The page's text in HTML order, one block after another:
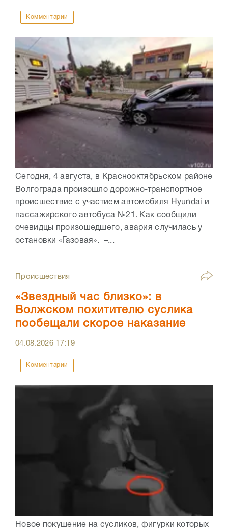
Комментарии
Сегодня, 4 августа, в Краснооктябрьском районе
Волгограда произошло дорожно-транспортное
происшествие с участием автомобиля Hyundai и
пассажирского автобуса №21. Как сообщили
очевидцы произошедшего, авария случилась у
остановки «Газовая». –...
Происшествия
«Звездный час близко»: в
Волжском похитителю суслика
пообещали скорое наказание
04.08.2026 17:19
Комментарии
Новое покушение на сусликов, фигурки которых